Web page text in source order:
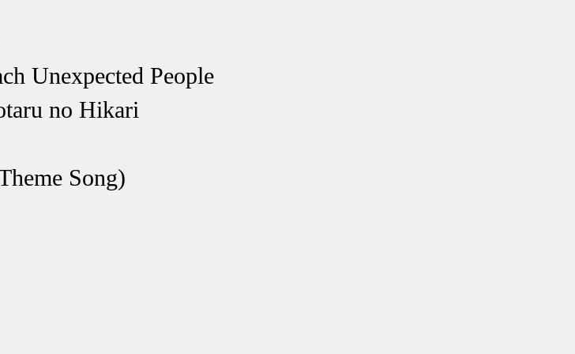
Unexpected People
no Hikari
Song)